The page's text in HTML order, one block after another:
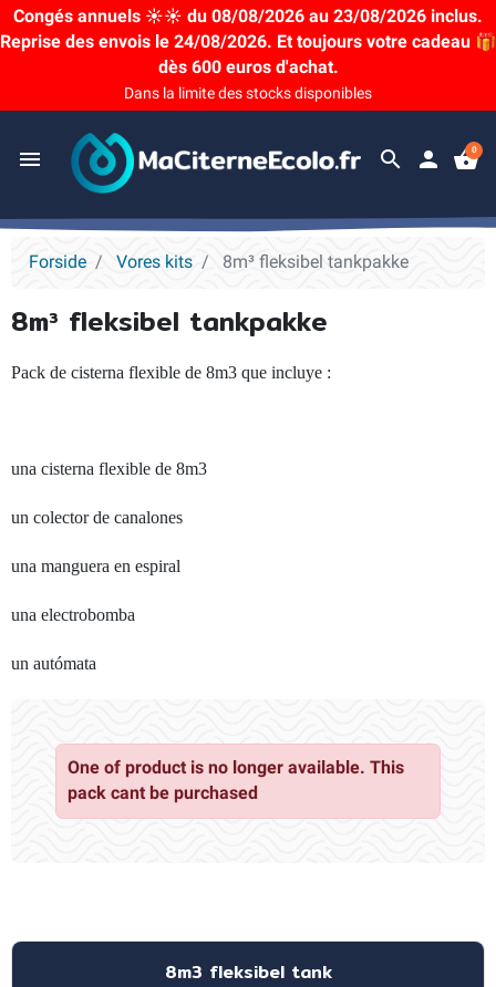
Congés annuels ☀️☀️ du 08/08/2026 au 23/08/2026 inclus.
Reprise des envois le 24/08/2026. Et toujours votre cadeau 🎁
dès 600 euros d'achat.
Dans la limite des stocks disponibles
menu search person shopping_basket
0
Forside Vores kits 8m³ fleksibel tankpakke
8m³ fleksibel tankpakke
Pack de cisterna flexible de 8m3 que incluye :
una cisterna flexible de 8m3
un colector de canalones
una manguera en espiral
una electrobomba
un autómata
One of product is no longer available. This
pack cant be purchased
8m3 fleksibel tank